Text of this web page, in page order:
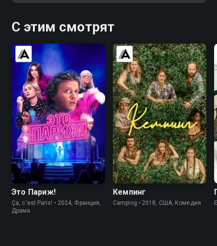
С этим смотрят
7.7 8.1
Это Париж!
Ça, c'est Paris! • 2024, Франция,
Драма
6.3 5.2
Кемпинг
Camping • 2018, США, Комедия